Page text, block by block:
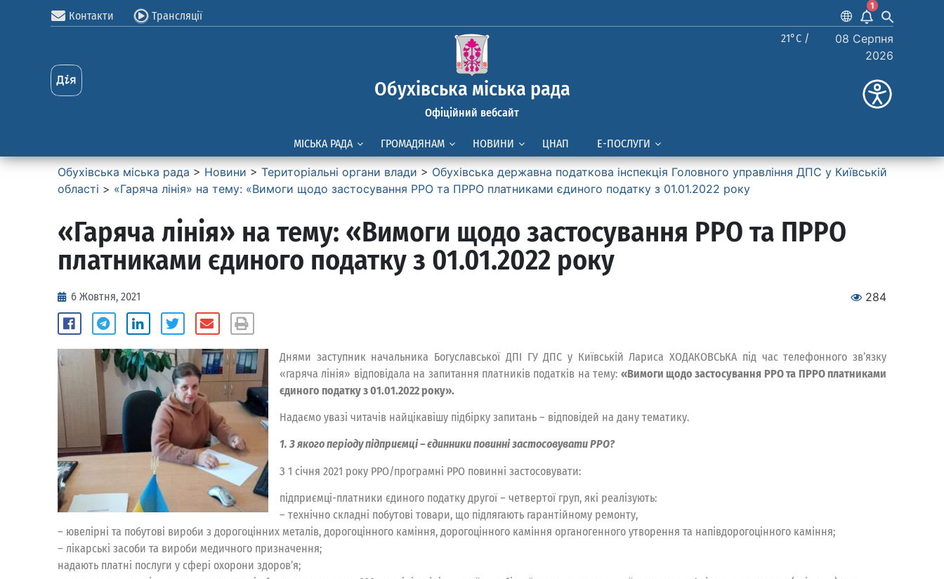
Контакти Трансляції
1
Обухівська міська рада
Офіційний вебсайт
21°C /
08 Серпня
2026
МІСЬКА РАДА ГРОМАДЯНАМ НОВИНИ ЦНАП Е-ПОСЛУГИ
Обухівська міська рада > Новини > Територіальні органи влади > Обухівська державна податкова інспекція Головного управління ДПС у Київській
області > «Гаряча лінія» на тему: «Вимоги щодо застосування РРО та ПРРО платниками єдиного податку з 01.01.2022 року
«Гаряча лінія» на тему: «Вимоги щодо застосування РРО та ПРРО
платниками єдиного податку з 01.01.2022 року
6 Жовтня, 2021 284
Днями заступник начальника Богуславської ДПІ ГУ ДПС у Київській Лариса ХОДАКОВСЬКА під час телефонного зв’язку
«гаряча лінія» відповідала на запитання платників податків на тему: «Вимоги щодо застосування РРО та ПРРО платниками
єдиного податку з 01.01.2022 року».
Надаємо увазі читачів найцікавішу підбірку запитань – відповідей на дану тематику.
1. З якого періоду підприємці – єдинники повинні застосовувати РРО?
З 1 січня 2021 року РРО/програмні РРО повинні застосовувати:
підприємці-платники єдиного податку другої – четвертої груп, які реалізують:
– технічно складні побутові товари, що підлягають гарантійному ремонту,
– ювелірні та побутові вироби з дорогоцінних металів, дорогоцінного каміння, дорогоцінного каміння органогенного утворення та напівдорогоцінного каміння;
– лікарські засоби та вироби медичного призначення;
надають платні послуги у сфері охорони здоров’я;